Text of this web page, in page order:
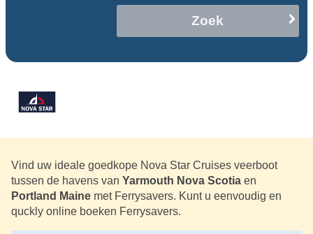
Zoek
Vind uw ideale goedkope Nova Star Cruises veerboot
tussen de havens van Yarmouth Nova Scotia en
Portland Maine met Ferrysavers. Kunt u eenvoudig en
quckly online boeken Ferrysavers.